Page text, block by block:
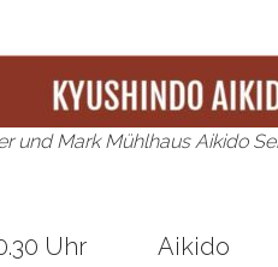
und Mark Mühlhaus Aikido
20.30 Uhr Aikido